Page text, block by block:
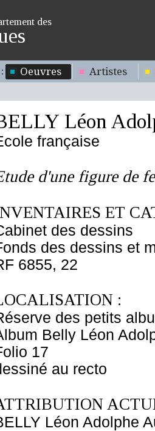
des
Oeuvres Artistes
Léon
française
d'une figure de
ET
des dessins
des dessins et
6855, 22
:
des petits
Belly Léon
17
au recto
Léon Adolphe